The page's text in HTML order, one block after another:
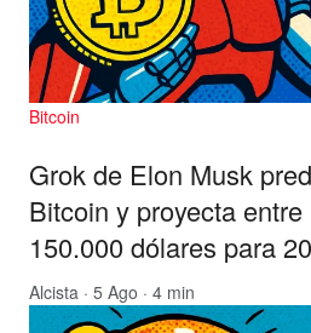
Bitcoin
Grok de Elon Musk
Bitcoin y proyecta
150.000 dólares para
Alcista · 5 Ago · 4 min